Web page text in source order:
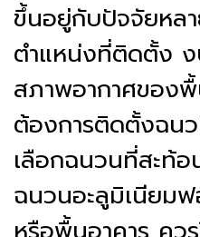
ขึ้นอยู่กับปัจจัยหลา
ตำแหน่งที่ติดตั้ง
สภาพอากาศของ
ต้องการติดตั้งฉน
เลือกฉนวนที่สะท้
ฉนวนอะลูมิเนียม